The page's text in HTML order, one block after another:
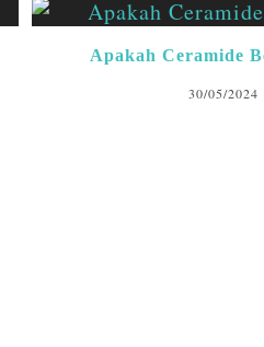
Apakah Ceramide
30/05/2024